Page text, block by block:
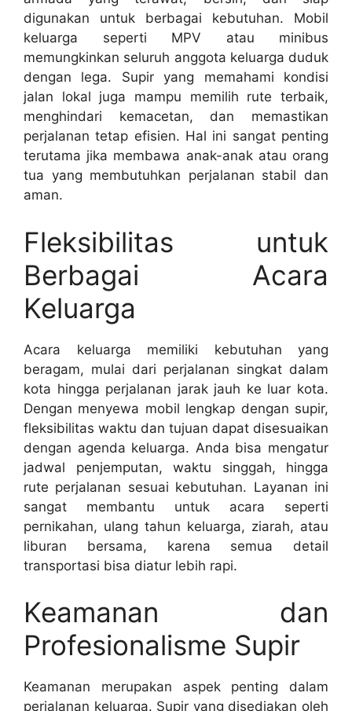
digunakan untuk berbagai kebutuhan. Mobil
keluarga seperti MPV atau minibus
memungkinkan seluruh anggota keluarga duduk
dengan lega. Supir yang memahami kondisi
jalan lokal juga mampu memilih rute terbaik,
menghindari kemacetan, dan memastikan
perjalanan tetap efisien. Hal ini sangat penting
terutama jika membawa anak-anak atau orang
tua yang membutuhkan perjalanan stabil dan
aman.
Fleksibilitas untuk
Berbagai Acara
Keluarga
Acara keluarga memiliki kebutuhan yang
beragam, mulai dari perjalanan singkat dalam
kota hingga perjalanan jarak jauh ke luar kota.
Dengan menyewa mobil lengkap dengan supir,
fleksibilitas waktu dan tujuan dapat disesuaikan
dengan agenda keluarga. Anda bisa mengatur
jadwal penjemputan, waktu singgah, hingga
rute perjalanan sesuai kebutuhan. Layanan ini
sangat membantu untuk acara seperti
pernikahan, ulang tahun keluarga, ziarah, atau
liburan bersama, karena semua detail
transportasi bisa diatur lebih rapi.
Keamanan dan
Profesionalisme Supir
Keamanan merupakan aspek penting dalam
perjalanan keluarga. Supir yang disediakan oleh